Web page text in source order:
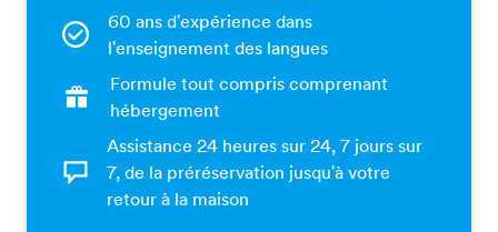
60 ans d'expérience dans
l'enseignement des langues
Formule tout compris comprenant
hébergement
Assistance 24 heures sur 24, 7 jours sur
7, de la préréservation jusqu'à votre
retour à la maison